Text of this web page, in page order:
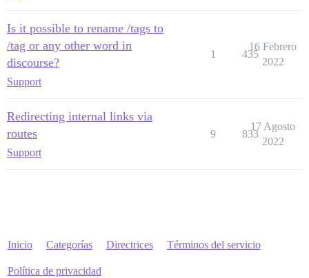
Is it possible to rename /tags to
/tag or any other word in
discourse?
Support
1 435
16 Febrero
2022
Redirecting internal links via
routes
Support
9 833
17 Agosto
2022
Inicio Categorías Directrices Términos del servicio
Política de privacidad